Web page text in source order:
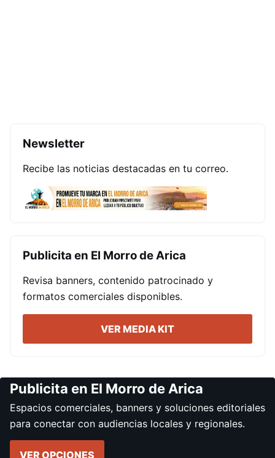
Newsletter
Recibe las noticias destacadas en tu correo.
Publicita en El Morro de Arica
Revisa banners, contenido patrocinado y
formatos comerciales disponibles.
VER MEDIA KIT
Publicita en El Morro de Arica
Espacios comerciales, banners y soluciones editoriales
para conectar con audiencias locales y regionales.
VER OPCIONES